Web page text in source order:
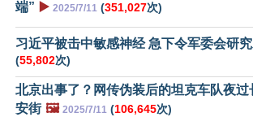
端” ▶️ 2025/7/11 (351,027次)
习近平被击中敏感神经 急下令军委会研
(55,802次)
北京出事了？网传伪装后的坦克车队夜过
安街 🖼️ 2025/7/11 (106,645次)